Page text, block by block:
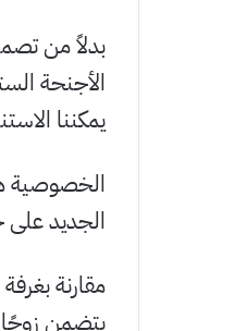
بدلاً من
الأجنحة
يمكننا
الخصوصية
الجديد على
مقارنة
يتضمن